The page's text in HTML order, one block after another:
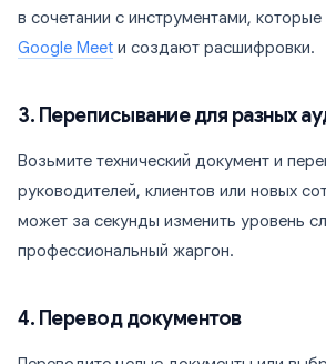
в сочетании с инструментами, которые
Google Meet и создают расшифровки.
3. Переписывание для разных
Возьмите технический документ и
руководителей, клиентов или новых
может за секунды изменить уровень
профессиональный жаргон.
4. Перевод документов